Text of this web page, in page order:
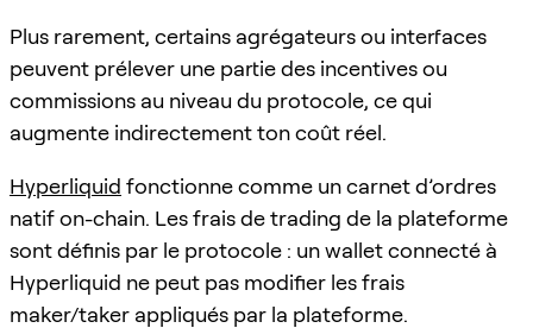
Plus rarement, certains agrégateurs ou interfaces
peuvent prélever une partie des incentives ou
commissions au niveau du protocole, ce qui
augmente indirectement ton coût réel.
Hyperliquid fonctionne comme un carnet d’ordres
natif on-chain. Les frais de trading de la plateforme
sont définis par le protocole : un wallet connecté à
Hyperliquid ne peut pas modifier les frais
maker/taker appliqués par la plateforme.